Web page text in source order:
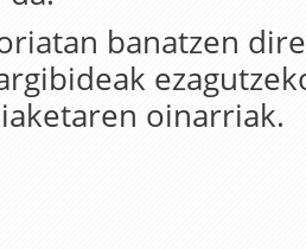
banatzen
oinarriak.